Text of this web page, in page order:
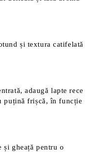
și textura catifelată
adaugă lapte rece
puțină frișcă, în funcție
și gheață pentru o